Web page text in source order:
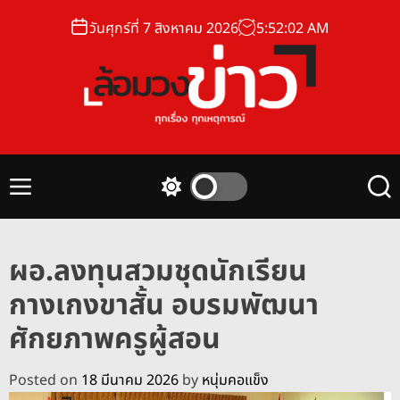
วันศุกร์ที่ 7 สิงหาคม 2026 5:52:03AM
อ
า
ว
M
c
h
c
o
l
o
r
m
S
ผอ.ลงทุนสวมชุดนักเรียน
กางเกงขาสั้น อบรมพัฒนา
ศักยภาพครูผู้สอน
Posted on 18 มีนาคม 2026 by หนุ่มคอแข็ง